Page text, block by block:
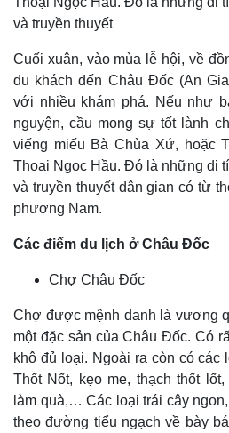
và truyền thuyết
Cuối xuân, vào mùa lễ hội, về
du khách đến Châu Đốc (An
với nhiều khám phá. Nếu như
nguyện, cầu mong sự tốt lành
viếng miếu Bà Chùa Xứ, hoặc
Thoại Ngọc Hầu. Đó là những di
và truyền thuyết dân gian có từ
phương Nam.
Các điểm du lịch ở Châu Đốc
Chợ Châu Đốc
Chợ được mệnh danh là vương
một đặc sản của Châu Đốc. Có
khô đủ loại. Ngoài ra còn có
Thốt Nốt, kẹo me, thạch thốt
làm quà,… Các loại trái cây
theo đường tiểu ngạch về bày